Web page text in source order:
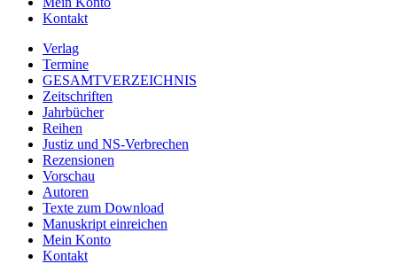
Kontakt
Verlag
Termine
GESAMTVERZEICHNIS
Zeitschriften
Jahrbücher
Reihen
Justiz und NS-Verbrechen
Rezensionen
Vorschau
Autoren
Texte zum Download
Manuskript einreichen
Mein Konto
Kontakt